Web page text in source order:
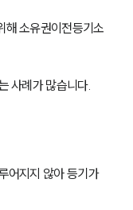
해 소유권이전등기소
사례가 많습니다.
어지지 않아 등기가